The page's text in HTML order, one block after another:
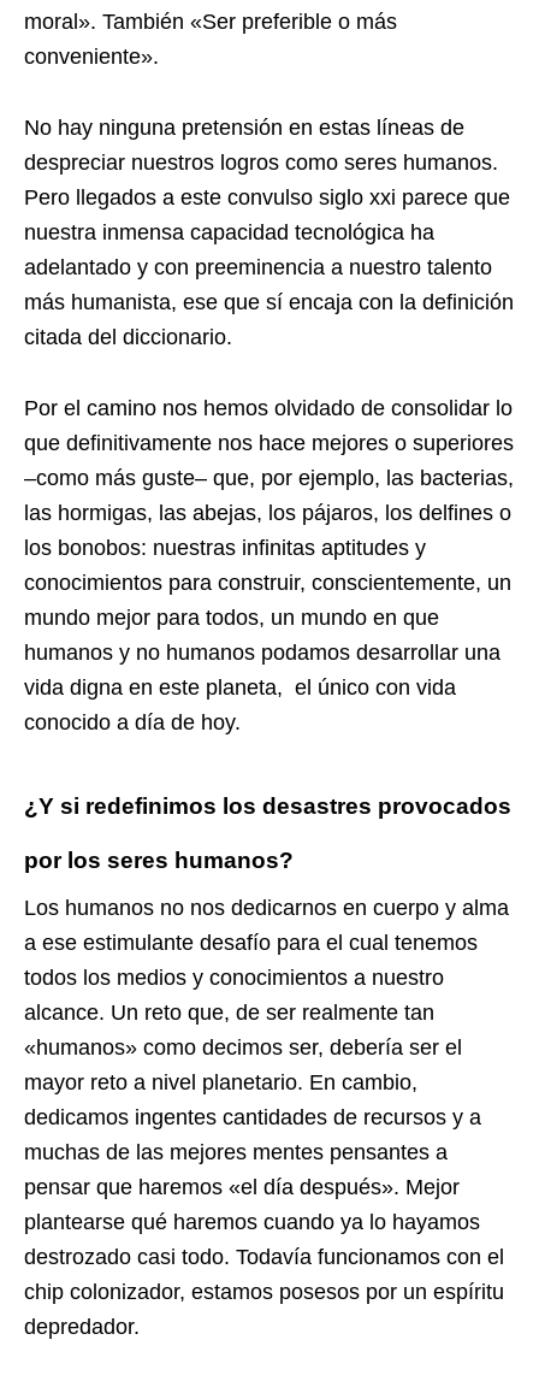
moral». También «Ser preferible o más
conveniente».
No hay ninguna pretensión en estas líneas de
despreciar nuestros logros como seres humanos.
Pero llegados a este convulso siglo xxi parece que
nuestra inmensa capacidad tecnológica ha
adelantado y con preeminencia a nuestro talento
más humanista, ese que sí encaja con la definición
citada del diccionario.
Por el camino nos hemos olvidado de consolidar lo
que definitivamente nos hace mejores o superiores
–como más guste– que, por ejemplo, las bacterias,
las hormigas, las abejas, los pájaros, los delfines o
los bonobos: nuestras infinitas aptitudes y
conocimientos para construir, conscientemente, un
mundo mejor para todos, un mundo en que
humanos y no humanos podamos desarrollar una
vida digna en este planeta, el único con vida
conocido a día de hoy.
¿Y si redefinimos los desastres provocados
por los seres humanos?
Los humanos no nos dedicarnos en cuerpo y alma
a ese estimulante desafío para el cual tenemos
todos los medios y conocimientos a nuestro
alcance. Un reto que, de ser realmente tan
«humanos» como decimos ser, debería ser el
mayor reto a nivel planetario. En cambio,
dedicamos ingentes cantidades de recursos y a
muchas de las mejores mentes pensantes a
pensar que haremos «el día después». Mejor
plantearse qué haremos cuando ya lo hayamos
destrozado casi todo. Todavía funcionamos con el
chip colonizador, estamos posesos por un espíritu
depredador.